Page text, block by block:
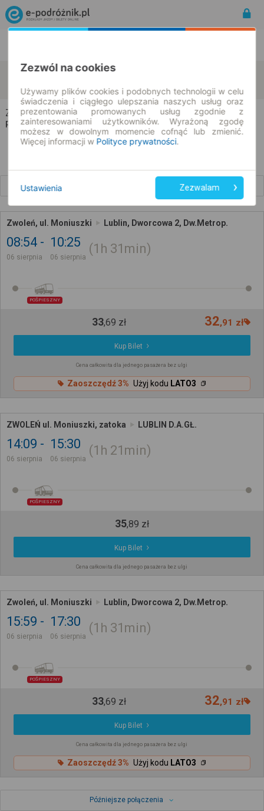
Zwoleń
Lublin
06.08.2026 | -- : --
Zwoleń → Lublin
Rozkład jazdy i bilety
Zwoleń, ul. Moniuszki Lublin, Dworcowa 2, Dw.Metrop.
08:54
06 sierpnia
10:25
06 sierpnia
1h 31min
POŚPIESZNY
33,69 zł 32,91 zł
Kup Bilet
Cena całkowita dla jednego pasażera bez ulgi
Zaoszczędź 3% Użyj kodu LATO3
ZWOLEŃ ul. Moniuszki, zatoka LUBLIN D.A.GŁ.
14:09
06 sierpnia
15:30
06 sierpnia
1h 21min
POŚPIESZNY
35,89 zł
Kup Bilet
Cena całkowita dla jednego pasażera bez ulgi
Zwoleń, ul. Moniuszki Lublin, Dworcowa 2, Dw.Metrop.
15:59
06 sierpnia
17:30
06 sierpnia
1h 31min
POŚPIESZNY
33,69 zł 32,91 zł
Kup Bilet
Cena całkowita dla jednego pasażera bez ulgi
Zaoszczędź 3% Użyj kodu LATO3
Późniejsze połączenia
Zezwól na cookies
Używamy plików cookies i podobnych technologii w celu
świadczenia i ciągłego ulepszania naszych usług oraz
prezentowania promowanych usług zgodnie z
zainteresowaniami użytkowników. Wyrażoną zgodę
możesz w dowolnym momencie cofnąć lub zmienić.
Więcej informacji w Polityce prywatności.
Ustawienia Zezwalam